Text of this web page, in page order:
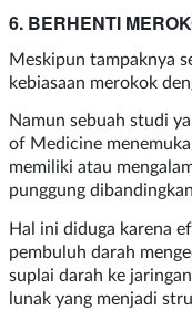
6. BERHENTI
Meskipun tampaknya
kebiasaan merokok
Namun sebuah studi
of Medicine
memiliki atau
punggung
Hal ini diduga karena
pembuluh darah
suplai darah ke
lunak yang menjadi